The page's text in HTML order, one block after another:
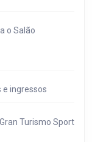
o Salão
e ingressos
Turismo Sport